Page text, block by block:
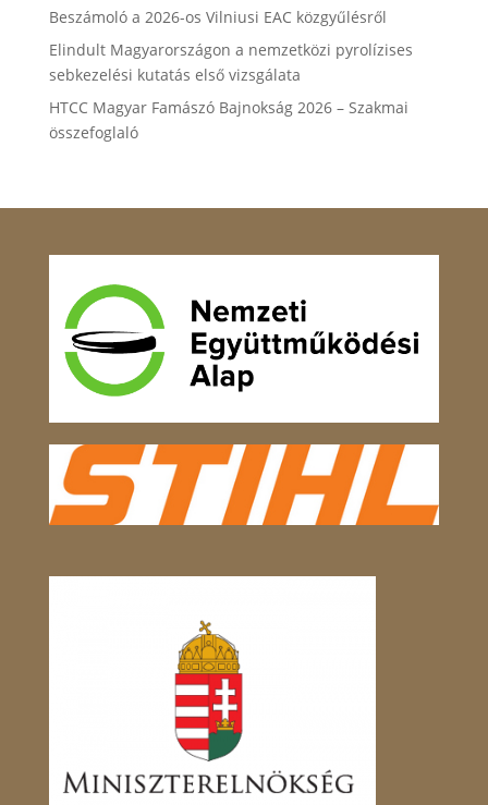
Beszámoló a 2026-os Vilniusi EAC közgyűlésről
Elindult Magyarországon a nemzetközi pyrolízises
sebkezelési kutatás első vizsgálata
HTCC Magyar Famászó Bajnokság 2026 – Szakmai
összefoglaló